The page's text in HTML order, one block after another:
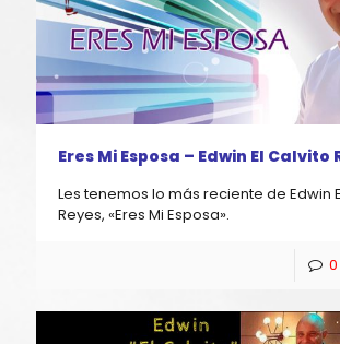
Eres Mi Esposa – Edwin El Calvito
Les tenemos lo más reciente de Edwin
Reyes, «Eres Mi Esposa».
0